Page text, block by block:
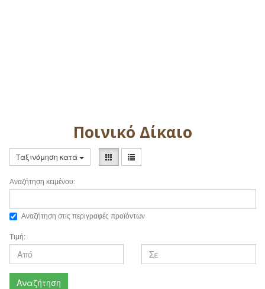
Ποινικό Δίκαιο
Ταξινόμηση κατά
Αναζήτηση κειμένου:
Αναζήτηση στις περιγραφές προϊόντων
Τιμή:
Αναζήτηση